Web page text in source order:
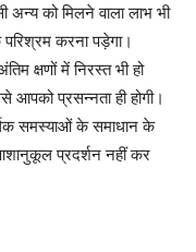
को मिलने वाला लाभ भी
करना पड़ेगा।
क्षणों में निरस्त भी हो
प्रसन्नता ही होगी।
समस्याओं के समाधान के
प्रदर्शन नहीं कर